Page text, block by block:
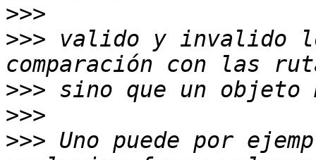
>>>
>>> valido y invalido
>>>
>>>
>>> Uno puede por